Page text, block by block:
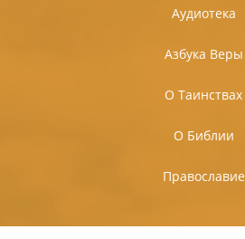
Аудиотека
Азбука Веры
О Таинствах
О Библии
Православие